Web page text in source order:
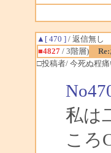
▲[ 470 ]/ 返信無し
■4827/ 3階層)
□投稿者/ 今死ぬ程
私は
ころ